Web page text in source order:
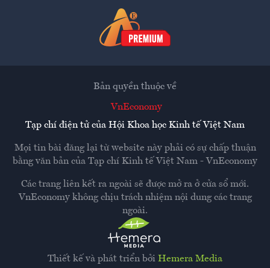
Thiết kế và phát triển bởi Hemera Media
Bản quyền thuộc về
VnEconomy
Tạp chí điện tử của Hội Khoa học Kinh tế Việt Nam
Mọi tin bài đăng lại từ website này phải có sự chấp thuận
bằng văn bản của Tạp chí Kinh tế Việt Nam - VnEconomy
Các trang liên kết ra ngoài sẽ được mở ra ở cửa sổ mới.
VnEconomy không chịu trách nhiệm nội dung các trang
ngoài.